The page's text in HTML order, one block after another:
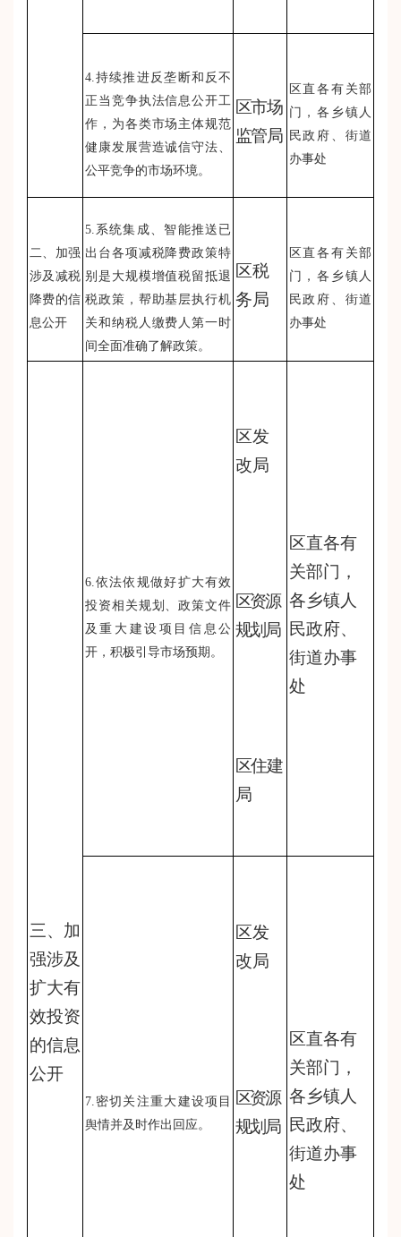
4.持续推进反垄断和反不
正当竞争执法信息公开工
作，为各类市场主体规范
健康发展营造诚信守法、
公平竞争的市场环境。
区市场
监管局
区直各有关部
门，各乡镇人
民政府、街道
办事处
二、加强
涉及减税
降费的信
息公开
5.系统集成、智能推送已
出台各项减税降费政策特
别是大规模增值税留抵退
税政策，帮助基层执行机
关和纳税人缴费人第一时
间全面准确了解政策。
区税
务局
区直各有关部
门，各乡镇人
民政府、街道
办事处
三、加
强涉及
扩大有
效投资
的信息
公开
6.依法依规做好扩大有效
投资相关规划、政策文件
及重大建设项目信息公
开，积极引导市场预期。
区发
改局
区资源
规划局
区住建
局
区直各有
关部门，
各乡镇人
民政府、
街道办事
处
7.密切关注重大建设项目
舆情并及时作出回应。
区发
改局
区资源
规划局
区直各有
关部门，
各乡镇人
民政府、
街道办事
处